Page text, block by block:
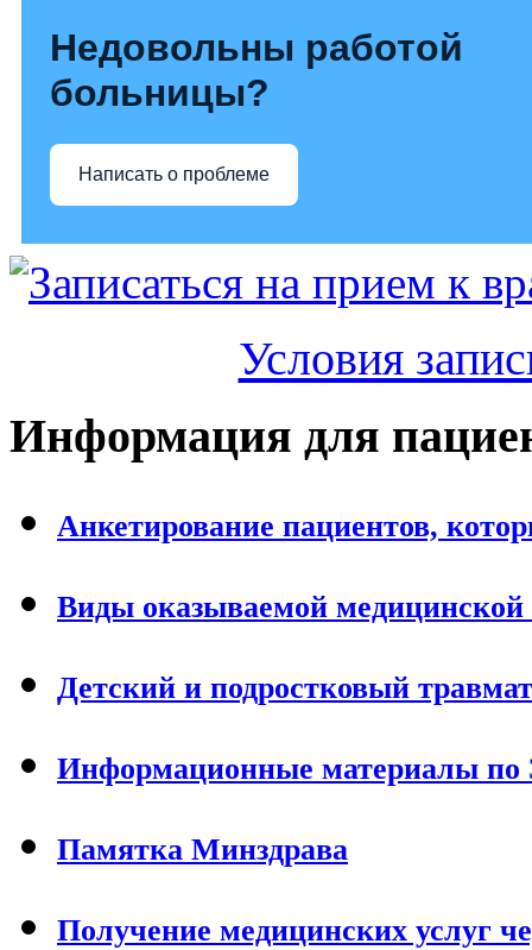
Недовольны работой
больницы?
Написать о проблеме
Условия
Информация для
Анкетирование пациентов,
Виды оказываемой
Детский и подростковый
Информационные материалы
Памятка Минздрава
Получение медицинских услуг